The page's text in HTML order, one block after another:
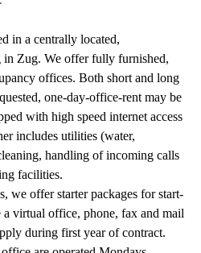
in a centrally located,
in Zug. We offer fully furnished,
offices. Both short and long
one-day-office-rent may be
with high speed internet access
includes utilities (water,
handling of incoming calls
facilities.
we offer starter packages for start-
a virtual office, phone, fax and mail
during first year of contract.